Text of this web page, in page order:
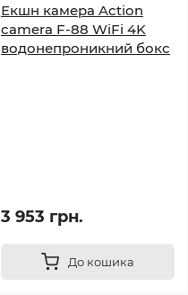
Екшн камера Action
camera F-88 WiFi 4K
водонепроникний бокс
3 953 грн.
До кошика